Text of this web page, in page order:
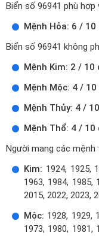
Biển số 96941 phù hợp
Mệnh Hỏa: 6 / 10
Biển số 96941 không
Mệnh Kim: 2 / 10
Mệnh Mộc: 4 /
Mệnh Thủy: 4 /
Mệnh Thổ: 4 / 10
Người mang các mệnh
Kim: 1924, 1925,
1963, 1984, 1985,
2015, 2022, 2023,
Mộc: 1928, 1929,
1973, 1980, 1981,